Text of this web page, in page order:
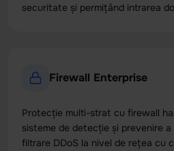
securitate și permițând intrarea
Firewall Enterprise
Protecție multi-strat cu firewall
sisteme de detecție și prevenire
filtrare DDoS la nivel de rețea cu